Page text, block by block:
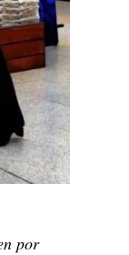
por